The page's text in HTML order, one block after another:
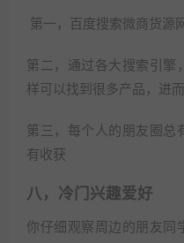
第一，百度搜索微商货源
第二，通过各大搜索引擎
样可以找到很多产品，进
第三，每个人的朋友圈总
有收获
八，冷门兴趣爱好
你仔细观察周边的朋友同